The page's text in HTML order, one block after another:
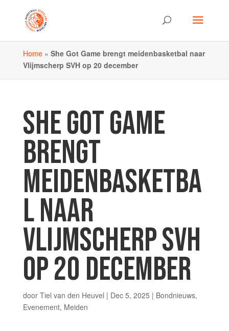
Home» She Got Game brengt meidenbasketbal naar
Vlijmscherp SVH op 20 december
SHE GOT GAME
BRENGT
MEIDENBASKETBA
L NAAR
VLIJMSCHERP SVH
OP 20 DECEMBER
door Tiel van den Heuvel | Dec 5, 2025 | Bondnieuws,
Evenement, Meiden